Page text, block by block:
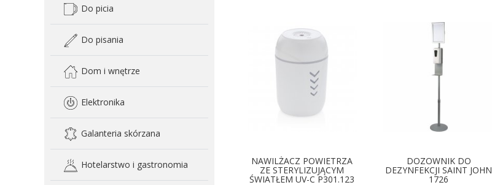
Do picia
Do pisania
Dom i wnętrze
Elektronika
Galanteria skórzana
Hotelarstwo i gastronomia NAWILŻACZ POWIETRZA
ZE STERYLIZUJĄCYM
ŚWIATŁEM UV-C P301.123
DOZOWNIK DO
DEZYNFEKCJI SAINT JOHN
1726